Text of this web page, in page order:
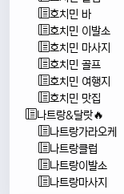
호치민 바
호치민 이발소
호치민 마사지
호치민 골프
호치민 여행지
호치민 맛집
나트랑&달랏🔥
나트랑가라오케
나트랑클럽
나트랑이발소
나트랑마사지